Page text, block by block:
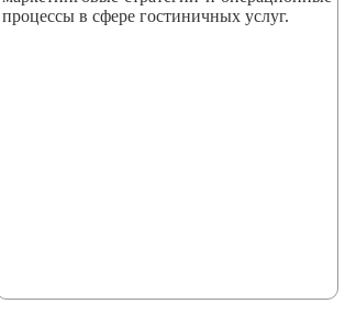
процессы в сфере гостиничных услуг.